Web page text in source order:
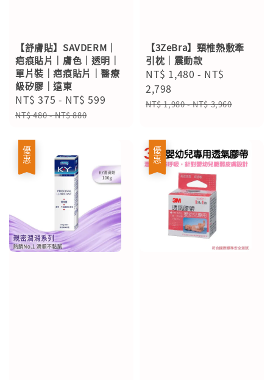
【舒膚貼】SAVDERM｜
疤痕貼片｜膚色｜透明｜
單片裝｜疤痕貼片｜醫療
級矽膠｜遠東
Sale
price
NT$ 375 - NT$ 599
Regular
NT$ 480-NT$ 880
【3ZeBra】頸椎熱敷牽
引枕｜震動款
Sale
price
NT$ 1,480 - NT$
2,798
Regular
NT$ 1,980-NT$ 3,960
優惠 優惠